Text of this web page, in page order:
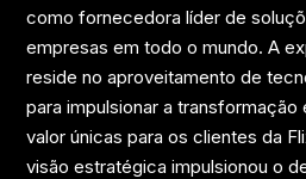
como fornecedora líder de
empresas em todo o mundo. A
reside no aproveitamento de
para impulsionar a
valor únicas para os clientes da
visão estratégica impulsionou o